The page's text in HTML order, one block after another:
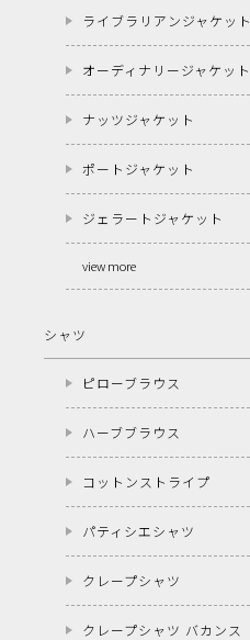
ライブラリアンジャケット
オーディナリージャケット
ナッツジャケット
ポートジャケット
ジェラートジャケット
view more
シャツ
ピローブラウス
ハーブブラウス
コットンストライプ
パティシエシャツ
クレープシャツ
クレープシャツ バカンス